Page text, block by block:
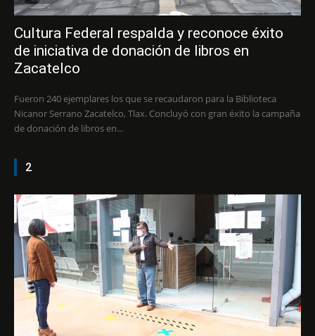
Cultura Federal respalda y reconoce éxito
de iniciativa de donación de libros en
Zacatelco
Fueron 240 ejemplares los que se recaudaron para la Biblioteca
Nicanor Serrano Zacatelco, Tlax. Concluyó con gran éxito la campaña
de donación de libros en...
2